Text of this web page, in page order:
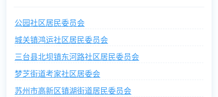
公园社区居民委员会
城关镇鸿运社区居民委员会
三台县北坝镇东河路社区居民委员会
梦芝街道考家社区居委会
苏州市高新区镇湖街道居民委员会